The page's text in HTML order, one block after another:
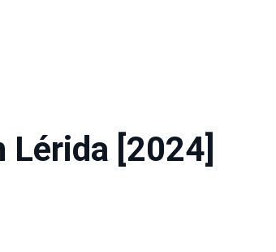
[2024]